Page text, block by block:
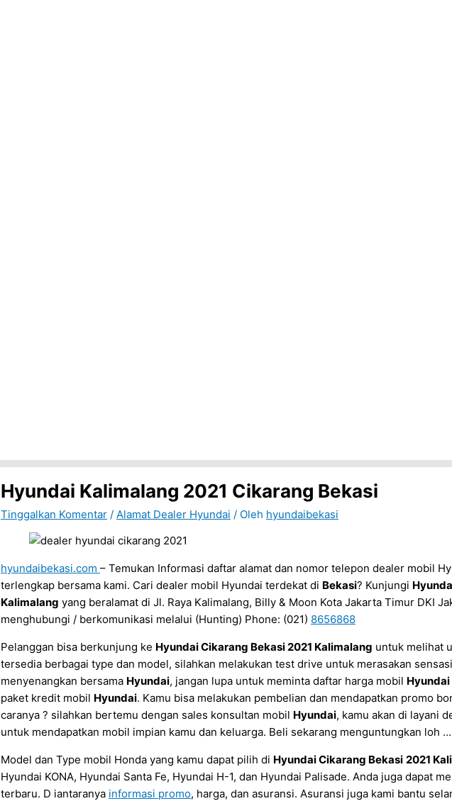
Hyundai Kalimalang 2021 Cikarang Bekasi
Tinggalkan Komentar / Alamat Dealer Hyundai / Oleh hyundaibekasi
hyundaibekasi.com – Temukan Informasi daftar alamat dan nomor telepon dealer mobil
terlengkap bersama kami. Cari dealer mobil Hyundai terdekat di Bekasi? Kunjungi
Kalimalang yang beralamat di Jl. Raya Kalimalang, Billy & Moon Kota Jakarta Timur DKI
menghubungi / berkomunikasi melalui (Hunting) Phone: (021) 8656868
Pelanggan bisa berkunjung ke Hyundai Cikarang Bekasi 2021 Kalimalang untuk melihat
tersedia berbagai type dan model, silahkan melakukan test drive untuk merasakan
menyenangkan bersama Hyundai, jangan lupa untuk meminta daftar harga mobil Hyundai
paket kredit mobil Hyundai. Kamu bisa melakukan pembelian dan mendapatkan promo
caranya ? silahkan bertemu dengan sales konsultan mobil Hyundai, kamu akan di layani
untuk mendapatkan mobil impian kamu dan keluarga. Beli sekarang menguntungkan loh …
Model dan Type mobil Honda yang kamu dapat pilih di Hyundai Cikarang Bekasi 2021
Hyundai KONA, Hyundai Santa Fe, Hyundai H-1, dan Hyundai Palisade. Anda juga dapat
terbaru. D iantaranya informasi promo, harga, dan asuransi. Asuransi juga kami bantu